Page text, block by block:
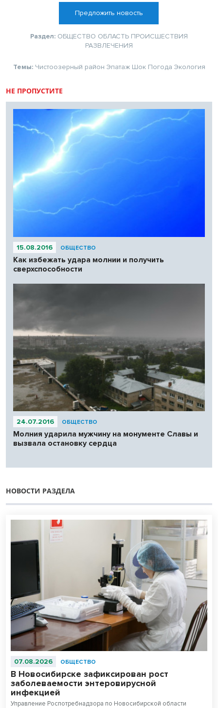
Предложить новость
Раздел: ОБЩЕСТВО ОБЛАСТЬ ПРОИСШЕСТВИЯ
РАЗВЛЕЧЕНИЯ
Темы: Чистоозерный район Эпатаж Шок Погода Экология
НЕ ПРОПУСТИТЕ
15.08.2016 ОБЩЕСТВО
Как избежать удара молнии и получить
сверхспособности
24.07.2016 ОБЩЕСТВО
Молния ударила мужчину на монументе Славы и
вызвала остановку сердца
НОВОСТИ РАЗДЕЛА
07.08.2026 ОБЩЕСТВО
В Новосибирске зафиксирован рост
заболеваемости энтеровирусной
инфекцией
Управление Роспотребнадзора по Новосибирской области